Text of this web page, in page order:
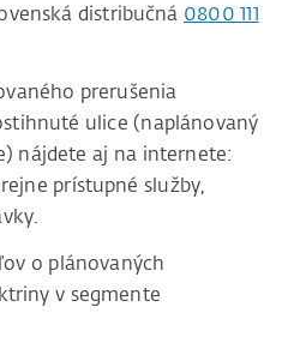
distribučná 0800 111
prerušenia
ulice (naplánovaný
nájdete aj na internete:
prístupné služby,
o plánovaných
v segmente